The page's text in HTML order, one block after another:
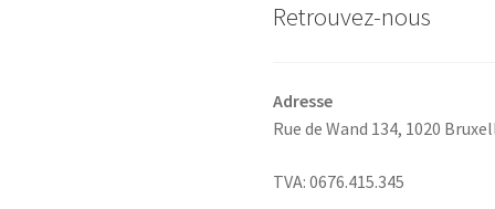
Retrouvez-nous
Adresse
Rue de Wand 134, 1020
TVA: 0676.415.345